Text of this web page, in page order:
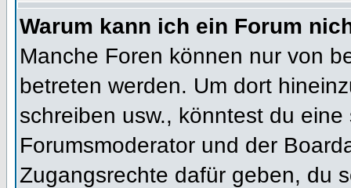
Warum kann ich ein Forum
Manche Foren können nur von
betreten werden. Um dort
schreiben usw., könntest du
Forumsmoderator und der
Zugangsrechte dafür geben, du